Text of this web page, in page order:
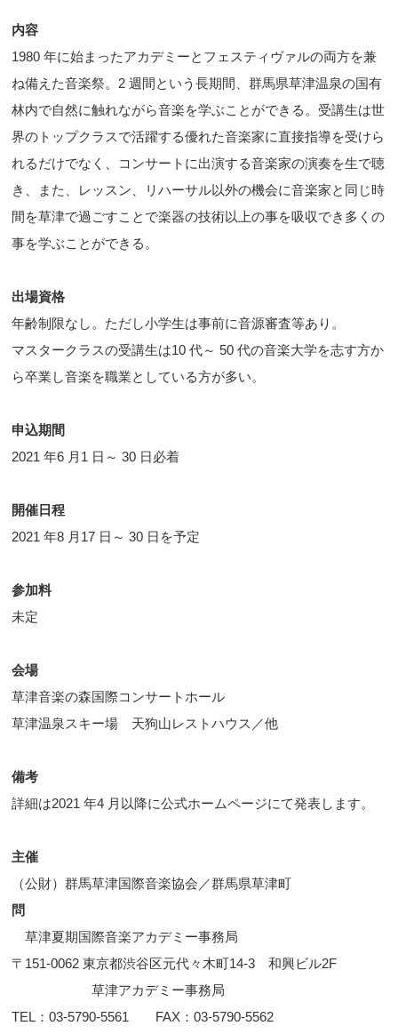
内容
1980 年に始まったアカデミーとフェスティヴァルの両方を兼
ね備えた音楽祭。2 週間という長期間、群馬県草津温泉の国有
林内で自然に触れながら音楽を学ぶことができる。受講生は世
界のトップクラスで活躍する優れた音楽家に直接指導を受けら
れるだけでなく、コンサートに出演する音楽家の演奏を生で聴
き、また、レッスン、リハーサル以外の機会に音楽家と同じ時
間を草津で過ごすことで楽器の技術以上の事を吸収でき多くの
事を学ぶことができる。
出場資格
年齢制限なし。ただし小学生は事前に音源審査等あり。
マスタークラスの受講生は10 代～ 50 代の音楽大学を志す方か
ら卒業し音楽を職業としている方が多い。
申込期間
2021 年6 月1 日～ 30 日必着
開催日程
2021 年8 月17 日～ 30 日を予定
参加料
未定
会場
草津音楽の森国際コンサートホール
草津温泉スキー場 天狗山レストハウス／他
備考
詳細は2021 年4 月以降に公式ホームページにて発表します。
主催
（公財）群馬草津国際音楽協会／群馬県草津町
問
草津夏期国際音楽アカデミー事務局
〒151-0062 東京都渋谷区元代々木町14-3 和興ビル2F
草津アカデミー事務局
TEL：03-5790-5561 FAX：03-5790-5562